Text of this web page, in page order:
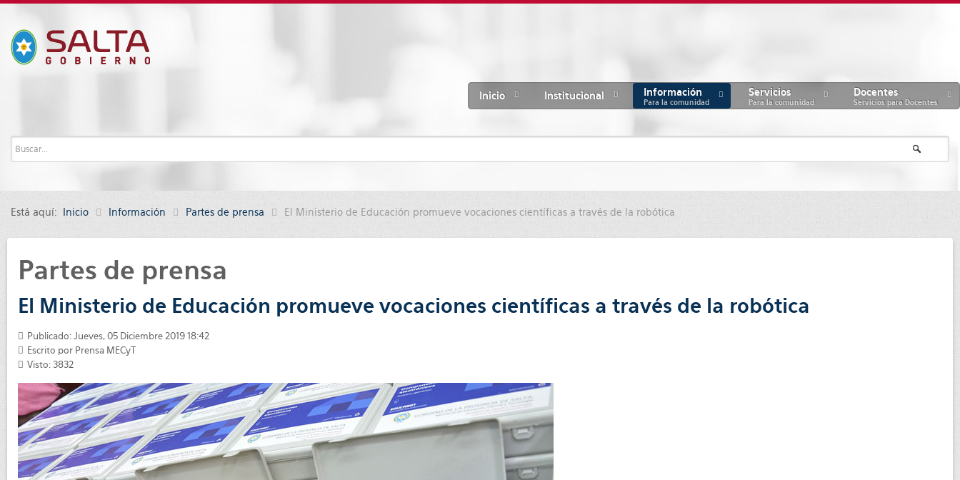
Inicio Institucional Información
Para la comunidad
Servicios
Para la comunidad
Docentes
Servicios para Docentes
Está aquí: Inicio Información Partes de prensa El Ministerio de Educación promueve vocaciones científicas a través de la robótica
Partes de prensa
El Ministerio de Educación promueve vocaciones científicas a través de la robótica
Publicado: Jueves, 05 Diciembre 2019 18:42
Escrito por Prensa MECyT
Visto: 3832